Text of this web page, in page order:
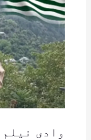
وادی